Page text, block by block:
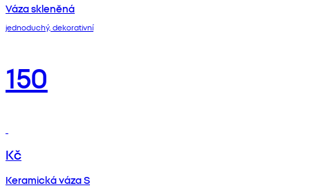
Váza skleněná
jednoduchý, dekorativní
150
Kč
Keramická váza S